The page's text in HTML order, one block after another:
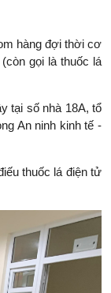
hàng đợi thời cơ
gọi là thuốc lá
tại số nhà 18A, tổ
An ninh kinh tế -
thuốc lá điện tử